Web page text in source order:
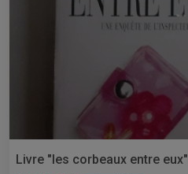
Livre "les corbeaux entre eux"